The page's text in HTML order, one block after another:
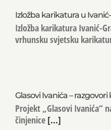
Izložba karikatura u
Izložba karikatura Ivanić-
vrhunsku svjetsku
Glasovi Ivanića – razgovori
Projekt „Glasovi Ivanića“
činjenice [...]